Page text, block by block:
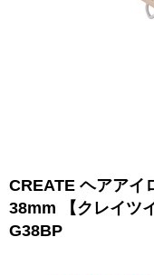
CREATE ヘアアイ
38mm 【クレイツ
G38BP